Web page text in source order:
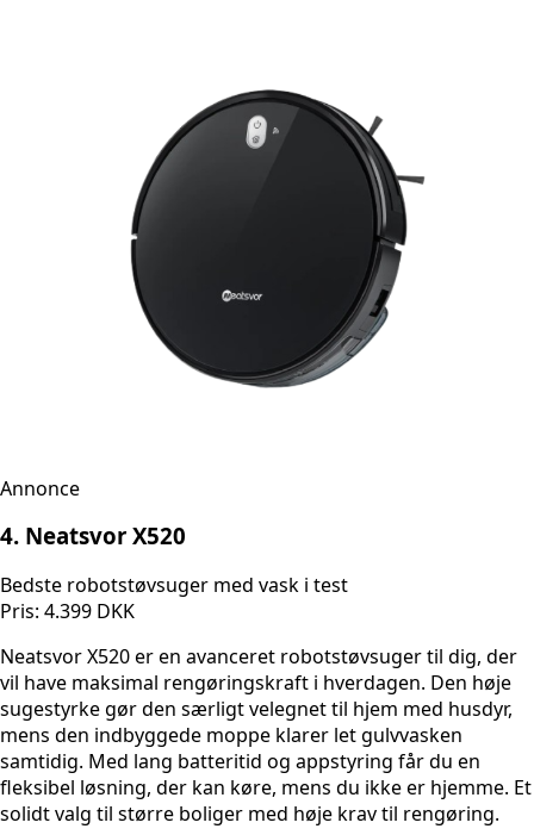
Annonce
4. Neatsvor X520
Bedste robotstøvsuger med vask i test
Pris: 4.399 DKK
Neatsvor X520 er en avanceret robotstøvsuger til dig, der
vil have maksimal rengøringskraft i hverdagen. Den høje
sugestyrke gør den særligt velegnet til hjem med husdyr,
mens den indbyggede moppe klarer let gulvvasken
samtidig. Med lang batteritid og appstyring får du en
fleksibel løsning, der kan køre, mens du ikke er hjemme. Et
solidt valg til større boliger med høje krav til rengøring.